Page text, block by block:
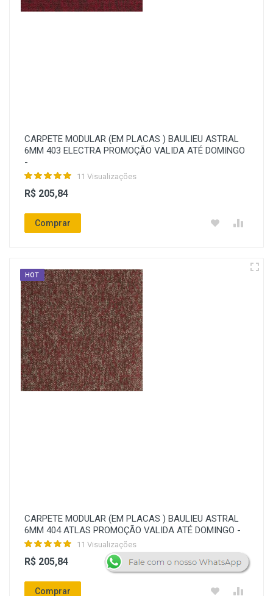
CARPETE MODULAR (EM PLACAS ) BAULIEU ASTRAL
6MM 403 ELECTRA PROMOÇÃO VALIDA ATÉ DOMINGO
-
11 Visualizações
R$ 205,84
Comprar
HOT
CARPETE MODULAR (EM PLACAS ) BAULIEU ASTRAL
6MM 404 ATLAS PROMOÇÃO VALIDA ATÉ DOMINGO -
11 Visualizações
R$ 205,84
Comprar